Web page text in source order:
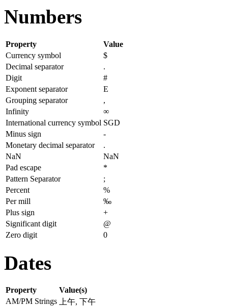
Numbers
Property
Value
Currency symbol
$
Decimal separator
.
Digit
#
Exponent separator
E
Grouping separator
,
Infinity
∞
International currency symbol SGD
Minus sign
-
Monetary decimal separator
.
NaN
NaN
Pad escape
*
Pattern Separator
;
Percent
%
Per mill
‰
Plus sign
+
Significant digit
@
Zero digit
0
Dates
Property
Value(s)
AM/PM Strings 上午, 下午